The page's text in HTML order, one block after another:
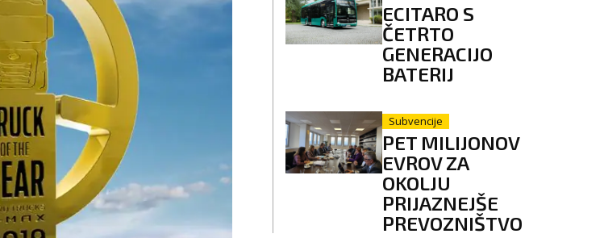
ECITARO S
ČETRTO
GENERACIJO
BATERIJ
Subvencije
PET MILIJONOV
EVROV ZA
OKOLJU
PRIJAZNEJŠE
PREVOZNIŠTVO